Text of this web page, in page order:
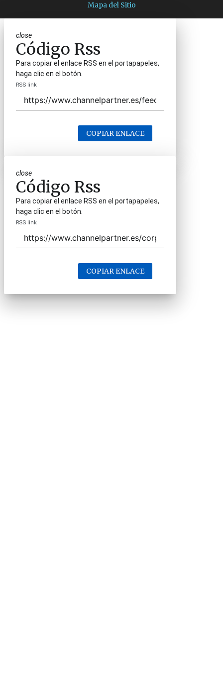
Mapa del Sitio
close
Código Rss
Para copiar el enlace RSS en el portapapeles,
haga clic en el botón.
RSS link
COPIAR ENLACE
close
Código Rss
Para copiar el enlace RSS en el portapapeles,
haga clic en el botón.
RSS link
COPIAR ENLACE